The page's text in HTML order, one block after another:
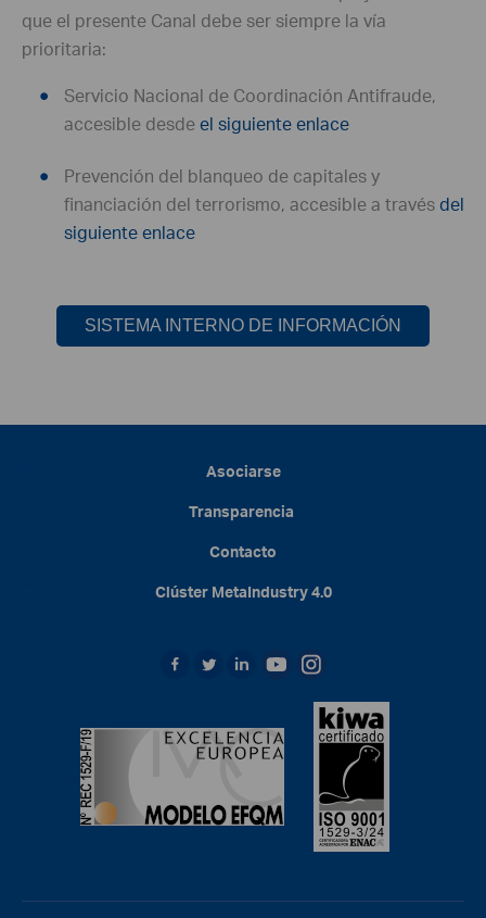
que el presente Canal debe ser siempre la vía
prioritaria:
Servicio Nacional de Coordinación Antifraude,
accesible desde el siguiente enlace
Prevención del blanqueo de capitales y
financiación del terrorismo, accesible a través del
siguiente enlace
SISTEMA INTERNO DE INFORMACIÓN
Asociarse
Transparencia
Contacto
Clúster MetaIndustry4.0